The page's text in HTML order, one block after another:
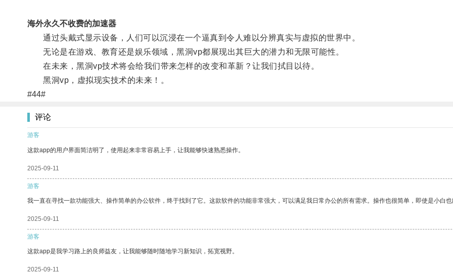
海外永久不收费的加速器
通过头戴式显示设备，人们可以沉浸在一个逼真到令人难以分辨真实与虚拟的世界中。
无论是在游戏、教育还是娱乐领域，黑洞vp都展现出其巨大的潜力和无限可能性。
在未来，黑洞vp技术将会给我们带来怎样的改变和革新？让我们拭目以待。
黑洞vp，虚拟现实技术的未来！。
#44#
评论
游客
这款app的用户界面简洁明了，使用起来非常容易上手，让我能够快速熟悉操作。
2025-09-11
游客
我一直在寻找一款功能强大、操作简单的办公软件，终于找到了它。这款软件的功能非常强大，可以满足我日常办公的所有需求。操作也很简单，即使是小白也
2025-09-11
游客
这款app是我学习路上的良师益友，让我能够随时随地学习新知识，拓宽视野。
2025-09-11